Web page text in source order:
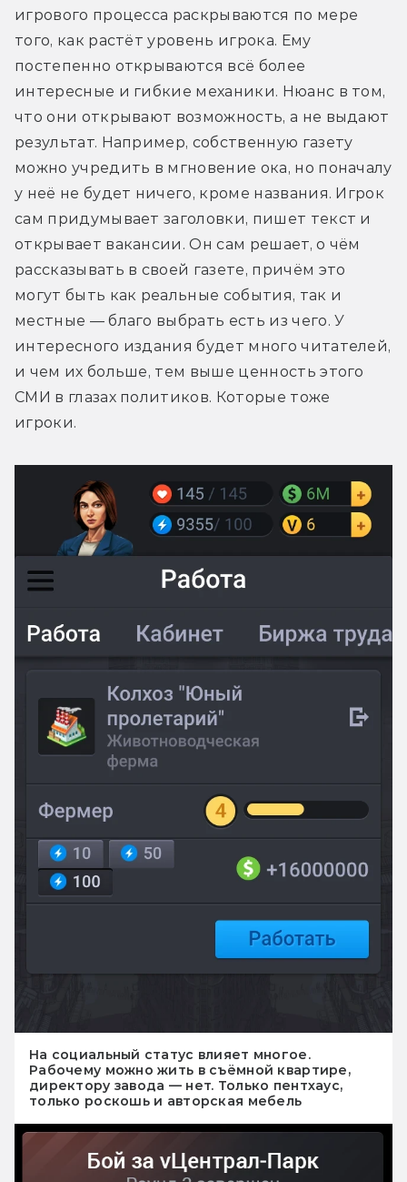
игрового процесса раскрываются по мере
того, как растёт уровень игрока. Ему
постепенно открываются всё более
интересные и гибкие механики. Нюанс в том,
что они открывают возможность, а не выдают
результат. Например, собственную газету
можно учредить в мгновение ока, но поначалу
у неё не будет ничего, кроме названия. Игрок
сам придумывает заголовки, пишет текст и
открывает вакансии. Он сам решает, о чём
рассказывать в своей газете, причём это
могут быть как реальные события, так и
местные — благо выбрать есть из чего. У
интересного издания будет много читателей,
и чем их больше, тем выше ценность этого
СМИ в глазах политиков. Которые тоже
игроки.
На социальный статус влияет многое.
Рабочему можно жить в съёмной квартире,
директору завода — нет. Только пентхаус,
только роскошь и авторская мебель